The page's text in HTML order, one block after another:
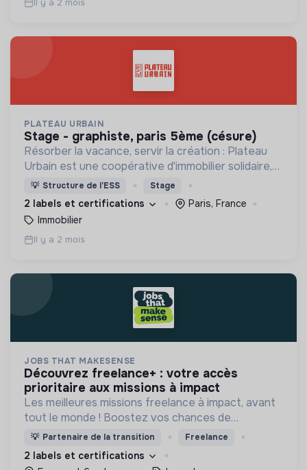
PLATEAU URBAIN
stage - graphiste, paris 5ème (césure)
Résorber la vacance, servir la création : Plateau
Urbain est une coopérative d'immobilier solidaire,
spécialisée dans le montage et la gestion
d'occupations temporaires de bâtiments vacants
💡 Structure de l’ESS Stage
2 labels et certifications
Paris, France
Immobilier
Il y a 2 mois
JOBS THAT MAKESENSE
découvrez freelance+ : votre accès
prioritaire aux missions à impact
Les meilleures missions freelance à impact, avant
tout le monde ! Boostez vos chances de
décrocher des missions à fort impact en
rejoignant le plus grand réseau de structures
engagées.
💡 Partenaire de la transition Freelance
2 labels et certifications